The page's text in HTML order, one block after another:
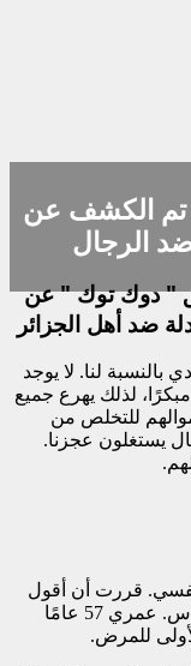
تم الكشف عن
الرجال
" دوك توك " عن
ضد أهل الجزائر
لنا. لا يوجد
لذلك يهرع جميع
للتخلص من
يستغلون عجزنا.
قررت أن أقول
كل شيء بصراحة، لأن الموضوع بأكمله حساس. عمري 57 عامًا
للمرض.